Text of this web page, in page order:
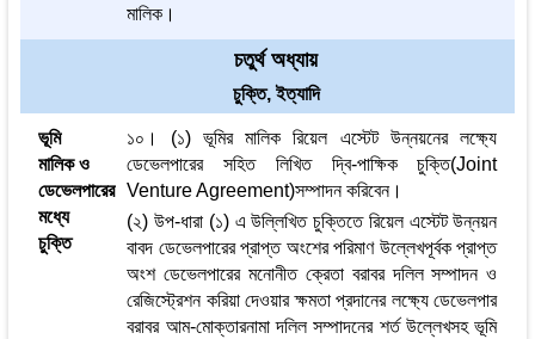
মালিক।
চতুর্থ অধ্যায়
চুক্তি, ইত্যাদি
ভূমি
মালিক ও
ডেভেলপারের
মধ্যে
চুক্তি
১০। (১) ভূমির মালিক রিয়েল এস্টেট উন্নয়নের লক্ষ্যে
ডেভেলপারের সহিত লিখিত দ্বি-পাক্ষিক চুক্তি(Joint
Venture Agreement)সম্পাদন করিবেন।
(২) উপ-ধারা (১) এ উল্লিখিত চুক্তিতে রিয়েল এস্টেট উন্নয়ন
বাবদ ডেভেলপারের প্রাপ্ত অংশের পরিমাণ উল্লেখপূর্বক প্রাপ্ত
অংশ ডেভেলপারের মনোনীত ক্রেতা বরাবর দলিল সম্পাদন ও
রেজিস্ট্রেশন করিয়া দেওয়ার ক্ষমতা প্রদানের লক্ষ্যে ডেভেলপার
বরাবর আম-মোক্তারনামা দলিল সম্পাদনের শর্ত উল্লেখসহ ভূমি